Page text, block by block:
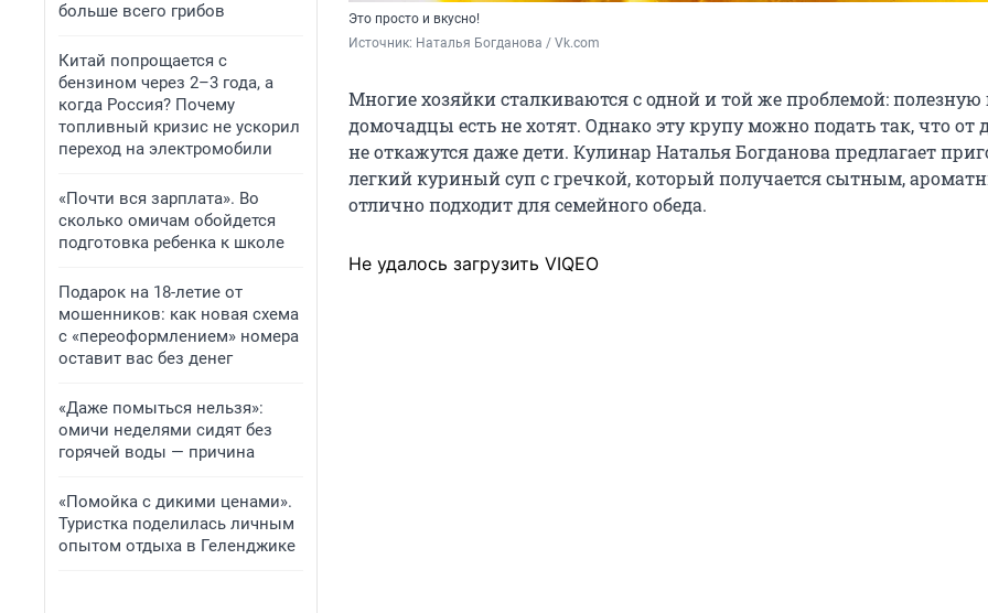
больше всего грибов
Китай попрощается с
бензином через 2–3 года, а
когда Россия? Почему
топливный кризис не ускорил
переход на электромобили
«Почти вся зарплата». Во
сколько омичам обойдется
подготовка ребенка к школе
Подарок на 18-летие от
мошенников: как новая схема
с «переоформлением» номера
оставит вас без денег
«Даже помыться нельзя»:
омичи неделями сидят без
горячей воды — причина
«Помойка с дикими ценами».
Туристка поделилась личным
опытом отдыха в Геленджике
Это просто и вкусно!
Источник: Наталья Богданова / Vk.com
Многие хозяйки сталкиваются с одной и той же проблемой: полезную
домочадцы есть не хотят. Однако эту крупу можно подать так, что от
не откажутся даже дети. Кулинар Наталья Богданова предлагает
легкий куриный суп с гречкой, который получается сытным,
отлично подходит для семейного обеда.
Не удалось загрузить VIQEO